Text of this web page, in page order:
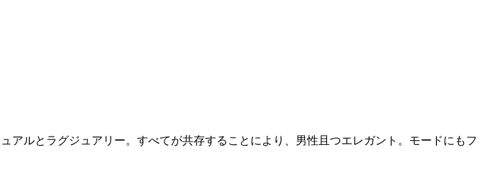
ルとラグジュアリー。すべてが共存することにより、男性且つエレガント。モードにもフ